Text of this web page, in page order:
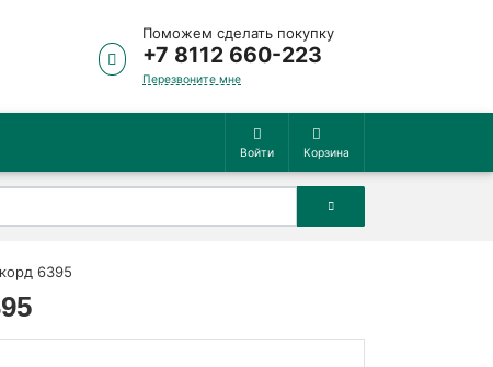
Поможем сделать покупку
+7 8112 660-223
Перезвоните мне
Войти Корзина
6395